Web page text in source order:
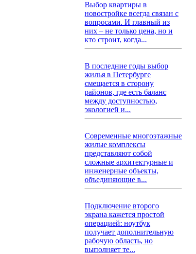
Выбор квартиры в
новостройке всегда связан с
вопросами. И главный из
них – не только цена, но и
кто строит, когда...
В последние годы выбор
жилья в Петербурге
смещается в сторону
районов, где есть баланс
между доступностью,
экологией и...
Современные многоэтажные
жилые комплексы
представляют собой
сложные архитектурные и
инженерные объекты,
объединяющие в...
Подключение второго
экрана кажется простой
операцией: ноутбук
получает дополнительную
рабочую область, но
выполняет те...